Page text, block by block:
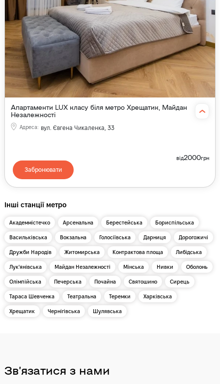
Апартаменти LUX класу біля метро Хрещатик, Майдан
Незалежності
Адреса: вул. Євгена Чикаленка, 33
від2000грн
Забронювати
Інші станції метро
Академмістечко Арсенальна Берестейська Бориспільська
Васильківська Вокзальна Голосіївська Дарниця Дорогожичі
Дружби Народів Житомирська Контрактова площа Либідська
Лук'янівська Майдан Незалежності Мінська Нивки Оболонь
Олімпійська Печерська Почайна Святошино Сирець
Тараса Шевченка Театральна Теремки Харківська
Хрещатик Чернігівська Шулявська
Звʼязатися з нами